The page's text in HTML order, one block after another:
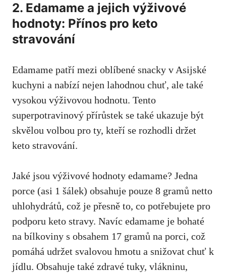
2. Edamame a jejich výživové
hodnoty: Přínos pro keto
stravování
Edamame patří mezi oblíbené snacky v Asijské
kuchyni ​a ‍nabízí nejen ⁤lahodnou chuť, ale ‍také
vysokou výživovou hodnotu. ​Tento
⁢superpotravinový ⁣přírůstek se také ukazuje být
skvělou volbou pro ty, kteří se rozhodli držet
keto stravování.
Jaké jsou výživové hodnoty edamame? Jedna
porce (asi 1 šálek) obsahuje pouze 8 gramů netto
⁢uhlohydrátů, což je přesně to, co potřebujete pro
‌podporu keto stravy. Navíc edamame ⁤je bohaté
na bílkoviny s obsahem 17 gramů na porci, což
pomáhá udržet svalovou hmotu a snižovat chuť k
jídlu. Obsahuje také zdravé tuky, vlákninu,